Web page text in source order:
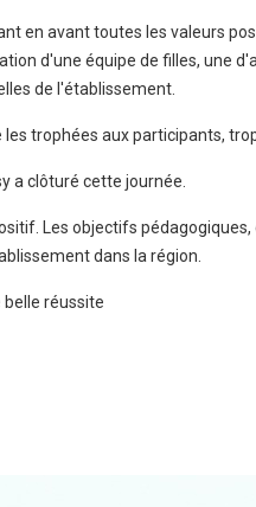
en avant toutes les valeurs
d'une équipe de filles, une
de l'établissement.
trophées aux participants,
a clôturé cette journée.
Les objectifs
dans la région.
réussite